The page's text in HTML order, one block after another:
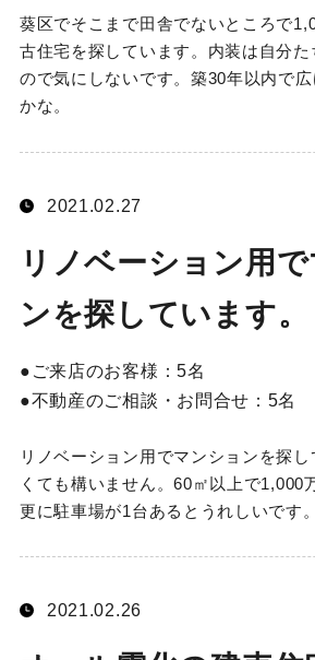
葵区でそこまで田舎でないところで
古住宅を探しています。内装は自分た
ので気にしないです。築30年以内で
かな。
2021.02.27
リノベーション用で
ンを探しています。
ご来店のお客様：5名
不動産のご相談・お問合せ： 5名
リノベーション用でマンションを探
くても構いません。60㎡以上で1,000
更に駐車場が1台あるとうれしいです。
2021.02.26